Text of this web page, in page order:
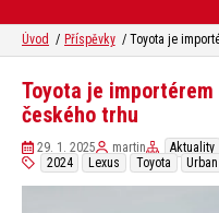
Úvod Příspěvky
Toyota je
českého trhu
29. 1. 2025 martin
Aktuality
2024
Lexus Toyota